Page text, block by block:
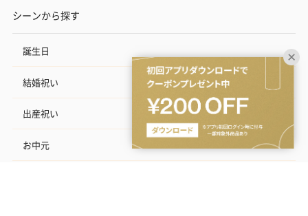
シーンから探す
誕生日
結婚祝い
出産祝い
お中元